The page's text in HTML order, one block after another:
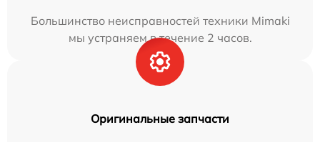
Большинство неисправностей техники Mimaki
мы устраняем в течение 2 часов.
Оригинальные запчасти